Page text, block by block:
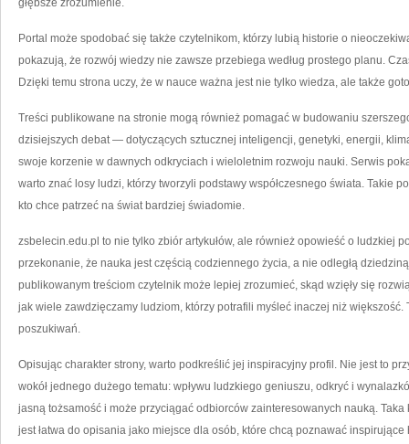
głębsze zrozumienie.
Portal może spodobać się także czytelnikom, którzy lubią historie o
pokazują, że rozwój wiedzy nie zawsze przebiega według prostego planu.
Dzięki temu strona uczy, że w nauce ważna jest nie tylko wiedza, ale także
Treści publikowane na stronie mogą również pomagać w budowaniu
dzisiejszych debat — dotyczących sztucznej inteligencji, genetyki, energii,
swoje korzenie w dawnych odkryciach i wieloletnim rozwoju nauki. Serwis
warto znać losy ludzi, którzy tworzyli podstawy współczesnego świata. Takie
kto chce patrzeć na świat bardziej świadomie.
zsbelecin.edu.pl to nie tylko zbiór artykułów, ale również opowieść o ludzkiej
przekonanie, że nauka jest częścią codziennego życia, a nie odległą
publikowanym treściom czytelnik może lepiej zrozumieć, skąd wzięły się
jak wiele zawdzięczamy ludziom, którzy potrafili myśleć inaczej niż większość.
poszukiwań.
Opisując charakter strony, warto podkreślić jej inspiracyjny profil. Nie jest to
wokół jednego dużego tematu: wpływu ludzkiego geniuszu, odkryć i
jasną tożsamość i może przyciągać odbiorców zainteresowanych nauką.
jest łatwa do opisania jako miejsce dla osób, które chcą poznawać inspirujące